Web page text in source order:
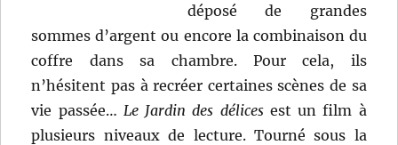
déposé de grandes
sommes d’argent ou encore la combinaison du
coffre dans sa chambre. Pour cela, ils
n’hésitent pas à recréer certaines scènes de sa
vie passée… Le Jardin des délicesest un film à
plusieurs niveaux de lecture. Tourné sous la